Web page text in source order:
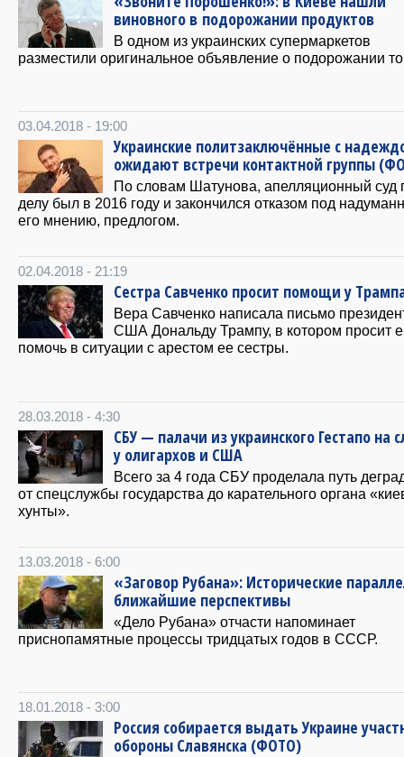
виновного в подорожании продуктов
В одном из украинских супермаркетов
разместили оригинальное объявление о подорожании
03.04.2018 - 19:00
Украинские политзаключённые с
ожидают встречи контактной группы
По словам Шатунова, апелляционный суд
делу был в 2016 году и закончился отказом под
его мнению, предлогом.
02.04.2018 - 21:19
Сестра Савченко просит помощи у
Вера Савченко написала письмо
США Дональду Трампу, в котором просит
помочь в ситуации с арестом ее сестры.
28.03.2018 - 4:30
СБУ — палачи из украинского Гестапо на
у олигархов и США
Всего за 4 года СБУ проделала путь
от спецслужбы государства до карательного органа
хунты».
13.03.2018 - 6:00
«Заговор Рубана»: Исторические
ближайшие перспективы
«Дело Рубана» отчасти напоминает
приснопамятные процессы тридцатых годов в СССР.
18.01.2018 - 3:00
Россия собирается выдать Украине
обороны Славянска (ФОТО)